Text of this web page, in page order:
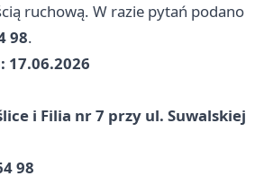
ruchową. W razie pytań podano
98.
17.06.2026
i Filia nr 7 przy ul. Suwalskiej
98